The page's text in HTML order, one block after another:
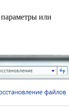
или